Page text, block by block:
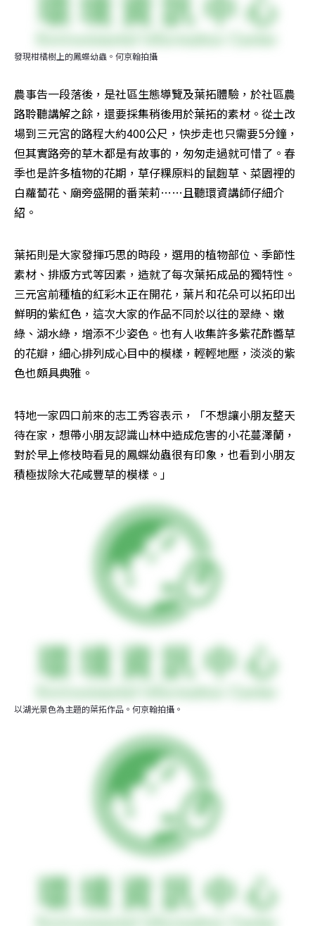
發現柑橘樹上的鳳蝶幼蟲。何京翰拍攝
農事告一段落後，是社區生態導覽及葉拓體驗，於社區農
路聆聽講解之餘，還要採集稍後用於葉拓的素材。從土改
場到三元宮的路程大約400公尺，快步走也只需要5分鐘，
但其實路旁的草木都是有故事的，匆匆走過就可惜了。春
季也是許多植物的花期，草仔粿原料的鼠麴草、菜園裡的
白蘿蔔花、廟旁盛開的番茉莉……且聽環資講師仔細介
紹。
葉拓則是大家發揮巧思的時段，選用的植物部位、季節性
素材、排版方式等因素，造就了每次葉拓成品的獨特性。
三元宮前種植的紅彩木正在開花，葉片和花朵可以拓印出
鮮明的紫紅色，這次大家的作品不同於以往的翠綠、嫩
綠、湖水綠，增添不少姿色。也有人收集許多紫花酢醬草
的花瓣，細心排列成心目中的模樣，輕輕地壓，淡淡的紫
色也頗具典雅。
特地一家四口前來的志工秀容表示，「不想讓小朋友整天
待在家，想帶小朋友認識山林中造成危害的小花蔓澤蘭，
對於早上修枝時看見的鳳蝶幼蟲很有印象，也看到小朋友
積極拔除大花咸豐草的模樣。」
以湖光景色為主題的葉拓作品。何京翰拍攝。